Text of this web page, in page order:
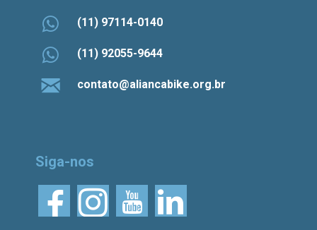
(11) 97114-0140
(11) 92055-9644
contato@aliancabike.org.br
Siga-nos